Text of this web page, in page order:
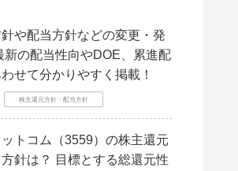
や配当方針などの変更・発
新の配当性向やDOE、累進配
せて分かりやすく掲載！
株主還元方針・配当方針
トコム（3559）の株主還元
針は？ 目標とする総還元性